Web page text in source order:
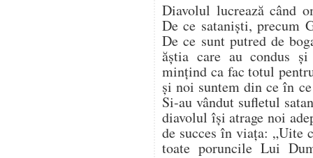
Diavolul lucrează când
De ce sataniști, precum
De ce sunt putred de
ăștia care au condus
mințind ca fac totul
și noi suntem din ce în
Si-au vândut sufletul
diavolul își atrage noi
de succes în viața: „Uite
toate poruncile Lui